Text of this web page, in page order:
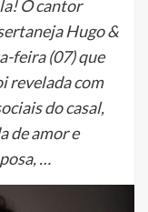
O cantor
Hugo &
feira (07) que
revelada com
do casal,
de amor e
…